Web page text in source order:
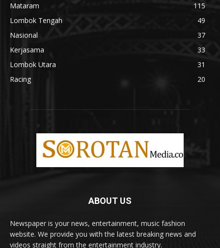
Mataram
115
Lombok Tengah
49
Nasional
37
Kerjasama
33
Lombok Utara
31
Racing
20
ABOUT US
Newspaper is your news, entertainment, music fashion
website. We provide you with the latest breaking news and
videos straight from the entertainment industry.